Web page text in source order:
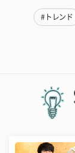
#トレンド